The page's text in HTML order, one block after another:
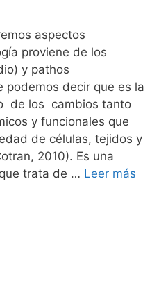
aspectos
proviene de los
y pathos
podemos decir que es la
de los cambios tanto
y funcionales que
de células, tejidos y
2010). Es una
trata de … Leer más